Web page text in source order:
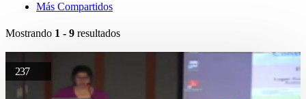
Más Compartidos
Mostrando 1 - 9 resultados
237